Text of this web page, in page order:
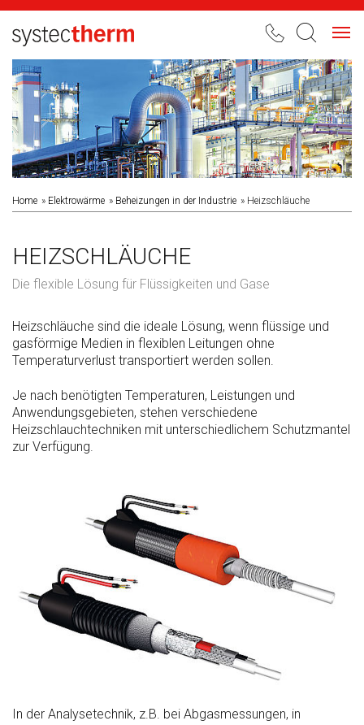
Home Elektrowärme Beheizungen in der Industrie Heizschläuche
HEIZSCHLÄUCHE
Die flexible Lösung für Flüssigkeiten und Gase
Heizschläuche sind die ideale Lösung, wenn flüssige und
gasförmige Medien in flexiblen Leitungen ohne
Temperaturverlust transportiert werden sollen.
Je nach benötigten Temperaturen, Leistungen und
Anwendungsgebieten, stehen verschiedene
Heizschlauchtechniken mit unterschiedlichem Schutzmantel
zur Verfügung.
In der Analysetechnik, z.B. bei Abgasmessungen, in